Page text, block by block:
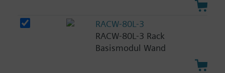
RACW-80L-3
RACW-80L-3 Rack
Basismodul Wand